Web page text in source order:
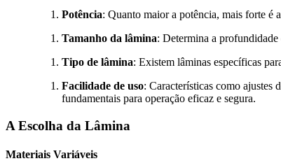
Potência: Quanto maior a potência, mais forte é
Tamanho da lâmina: Determina a profundidade
Tipo de lâmina: Existem lâminas específicas
Facilidade de uso: Características como ajustes
fundamentais para operação eficaz e segura.
A Escolha da Lâmina
Materiais Variáveis